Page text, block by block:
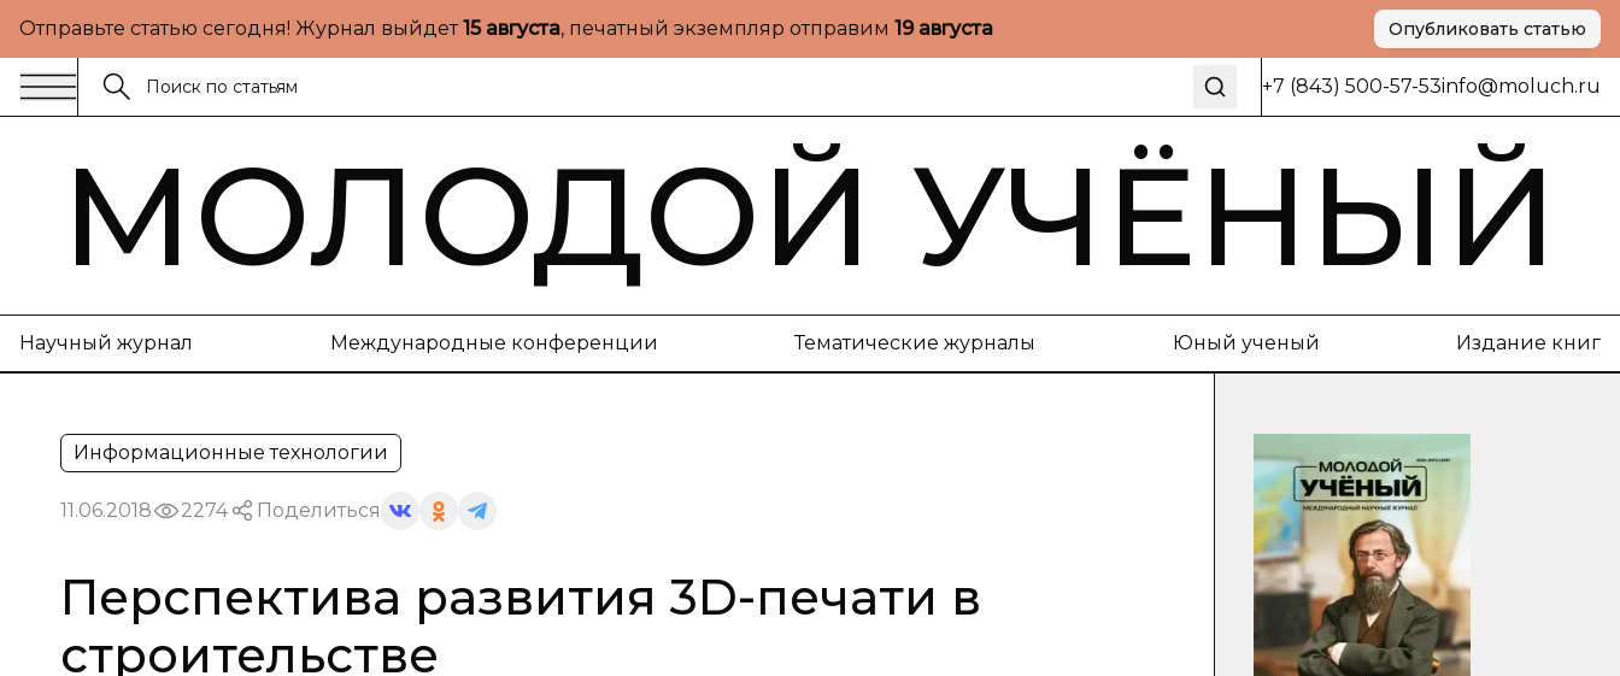
Отправьте статью сегодня! Журнал выйдет15 августа, печатный экземпляр отправим 19 августа Опубликовать статью
+7 (843) 500-57-53info@moluch.ru
МОЛОДОЙ УЧЁНЫЙ
Научный журнал Международные конференции Тематические журналы Юный ученый Издание книг
Информационные технологии
11.06.2018 2274 Поделиться
Перспектива развития 3D-печати в
строительстве